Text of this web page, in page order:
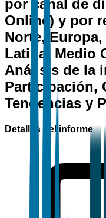
por canal de
Online) y por
Norte,
Latina, Medio
Análisis de la
Participación,
Tendencias y
Detalles del informe